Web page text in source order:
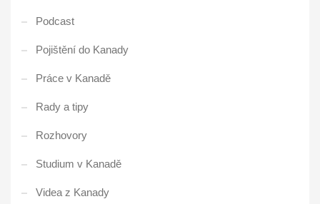
Podcast
Pojištění do Kanady
Práce v Kanadě
Rady a tipy
Rozhovory
Studium v Kanadě
Videa z Kanady